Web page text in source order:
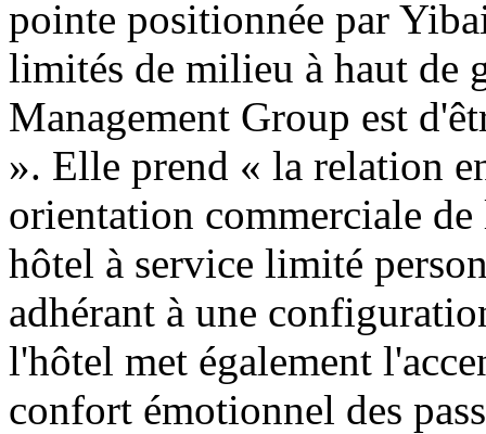
pointe positionnée par
limités de milieu à haut de
Management Group est
». Elle prend « la relation
orientation commerciale
hôtel à service limité
adhérant à une
l'hôtel met également
confort émotionnel des